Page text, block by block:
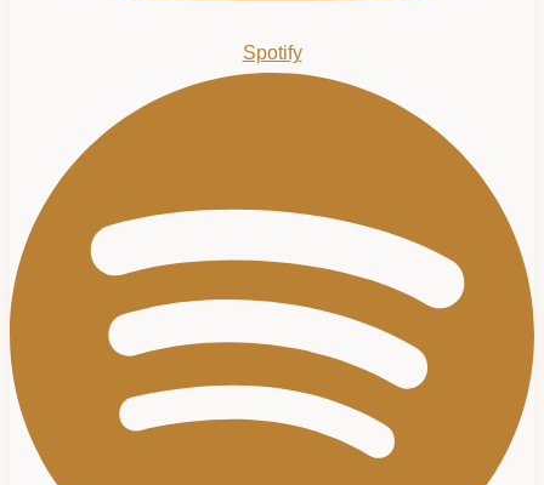
Spotify